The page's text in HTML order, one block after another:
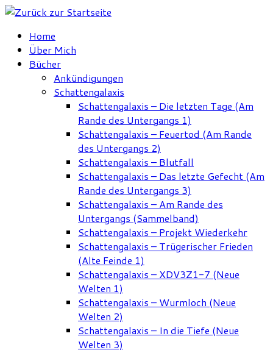
Zum
springenHome
Über Mich
Bücher
Ankündigungen
Schattengalaxis
Schattengalaxis – Die letzten Tage (Am
Rande des Untergangs 1)
Schattengalaxis – Feuertod (Am Rande
des Untergangs 2)
Schattengalaxis – Blutfall
Schattengalaxis – Das letzte Gefecht (Am
Rande des Untergangs 3)
Schattengalaxis – Am Rande des
Untergangs (Sammelband)
Schattengalaxis – Projekt Wiederkehr
Schattengalaxis – Trügerischer Frieden
(Alte Feinde 1)
Schattengalaxis – XDV3Z1-7 (Neue
Welten 1)
Schattengalaxis – Wurmloch (Neue
Welten 2)
Schattengalaxis – In die Tiefe (Neue
Welten 3)